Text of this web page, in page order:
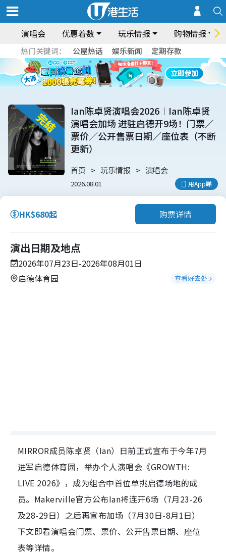
演唱会 优惠着数 玩乐情报 购物情报
热门关键词： 公屋热话 娱乐新闻 定期存款
Ian陈卓贤演唱会2026︱Ian陈卓贤
演唱会加场 进驻启德开9场！门票／
票价／公开售票日期／座位表（不断
更新）
首页 玩乐情报 演唱会
2026.08.01 用App睇
HK$680起 购票详情
演出日期及地点
2026年07月23日-2026年08月01日
启德体育园
查看好去处
MIRROR成员陈卓贤（Ian）日前正式宣布于今年7月
进军启德体育园，举办个人演唱会《GROWTH:
LIVE 2026》，成为组合中首位单挑启德场地的成
员。Makerville官方公布Ian将连开6场（7月23-26
及28-29日）之后再宣布加场（7月30日-8月1日）
下文即看演唱会门票、票价、公开售票日期、座位
表等详情。